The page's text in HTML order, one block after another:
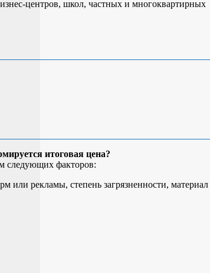
центров, школ, частных и многоквартирных
итоговая цена?
следующих факторов:
или рекламы, степень загрязненности, материал